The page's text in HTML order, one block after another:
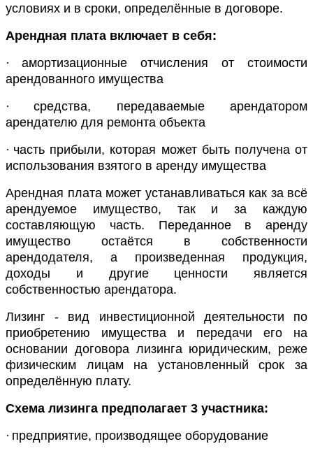
условиях и в сроки, определённые в договоре.
Арендная плата включает в себя:
·
амортизационные отчисления от стоимости
арендованного имущества
·
средства, передаваемые арендатором
арендателю для ремонта объекта
· часть прибыли, которая может быть получена от
использования взятого в аренду имущества
Арендная плата может устанавливаться как за всё
арендуемое имущество, так и за каждую
составляющую часть. Переданное в аренду
имущество остаётся в собственности
арендодателя, а произведенная продукция,
доходы и другие ценности является
собственностью арендатора.
Лизинг - вид инвестиционной деятельности по
приобретению имущества и передачи его на
основании договора лизинга юридическим, реже
физическим лицам на установленный срок за
определённую плату.
Схема лизинга предполагает 3 участника:
· предприятие, производящее оборудование